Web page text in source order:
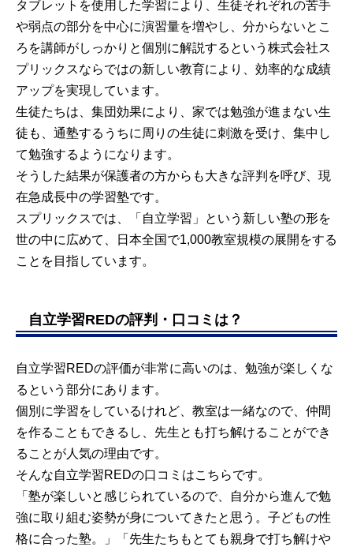
タブレットを使用した学習により、生徒それぞれの苦手
や弱点の部分を中心に演習量を増やし、分からないとこ
ろを講師がしっかりと個別に解説するという株式会社ス
プリックスならではの新しい教育により、効率的な成績
アップを実現しています。
生徒たちは、集団効果により、家では勉強が進まない生
徒も、通塾するうちに周りの生徒に刺激を受け、集中し
て勉強するようになります。
そうした結果が保護者の方からも大きな評判を呼び、現
在急成長中の学習塾です。
スプリックスでは、「自立学習」という新しい塾の形を
世の中に広めて、日本全国で1,000教室規模の展開をする
ことを目指しています。
自立学習REDの評判・口コミは？
自立学習REDの評価が非常に高いのは、勉強が楽しくな
るという部分にあります。
個別に学習をしているけれど、教室は一緒なので、仲間
を作ることもできるし、先生とも打ち解けることができ
ることが人気の理由です。
そんな自立学習REDの口コミはこちらです。
「塾が楽しいと感じられているので、自分から進んで勉
強に取り組む姿勢が身についてきたと思う。子どもの性
格に合った塾。」「先生たちもとても親身で打ち解けや